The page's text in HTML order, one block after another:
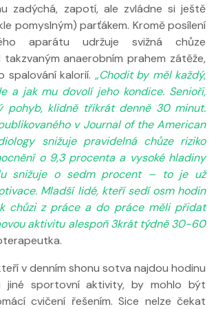
zadýchá, zapotí, ale zvládne si ještě
pomyslným) parťákem. Kromě posílení
aparátu udržuje svižná chůze
anaerobním prahem zátěže,
spalování kalorií. „Chodit by měl každý,
a jak mu dovolí jeho kondice. Senioři,
pohyb, klidně třikrát denně 30 minut.
v Journal of the American
snižuje pravidelná chůze riziko
o 9,3 procenta a vysoké hladiny
snižuje o sedm procent – to je už
Mladší lidé, kteří sedí osm hodin
chůzi z práce a do práce měli přidat
aktivitu alespoň 3krát týdně 30-60
v denním shonu sotva najdou hodinu
jiné sportovní aktivity, by mohlo být
cvičení řešením. Sice nelze čekat